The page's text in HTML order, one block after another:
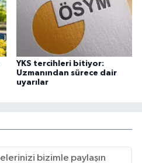
YKS tercihleri bitiyor:
Uzmanından sürece dair
uyarılar